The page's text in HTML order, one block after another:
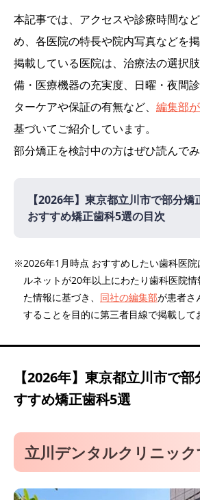
本記事では、アクセスや診療時間な
め、各医院の特長や院内写真などを掲
掲載している医院は、治療法の選択
備・医療機器の充実度、日曜・夜間
ターケアや保証の有無など、 編集部
基づいてご紹介しています。
部分矯正を検討中の方はぜひ読んでみ
【2026年】 東京都立川市で部分矯
おすすめ矯正歯科5選の目次
立川デンタルクリニックす
立川矯正歯科
すがの歯科
医療法人社団 大倖 タケル・
ック
※2026年1月時点 おすすめしたい歯科医院
ルネットが20年以上にわたり歯科医院
た情報に基づき、 同社の編集部が患者さ
することを目的に第三者目線で掲載して
【2026年】 東京都立川市で部
すすめ矯正歯科5選
立川デンタルクリニック